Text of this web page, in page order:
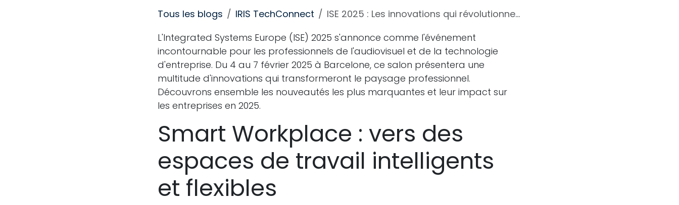
Tous les blogs IRIS TechConnect
ISE 2025 : Les innovations qui révolutionneront le monde de l'entreprise
L'Integrated Systems Europe (ISE) 2025 s'annonce comme l'événement
incontournable pour les professionnels de l'audiovisuel et de la technologie
d'entreprise. Du 4 au 7 février 2025 à Barcelone, ce salon présentera une
multitude d'innovations qui transformeront le paysage professionnel.
Découvrons ensemble les nouveautés les plus marquantes et leur impact sur
les entreprises en 2025.
Smart Workplace : vers des
espaces de travail intelligents
et flexibles